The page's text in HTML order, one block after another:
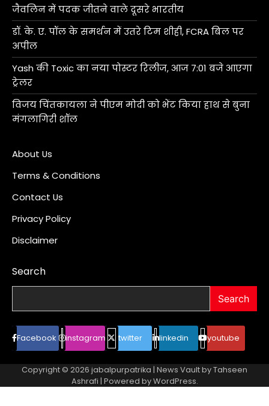
जैवलिन में पदक जीतने वाले दूसरे भारतीय
डॉ. के. ए. पॉल के समर्थन में उतरे टिम शीही, FCRA बिल पर
अपील
Yash की Toxic का नया पोस्टर रिलीज, आज 7:01 बजे आएगा
ट्रेलर
विजय चिंतकायला ने पीएम मोदी को भेंट किया हाथ से बुना
मंगलागिरी शॉल
About Us
Terms & Conditions
Contact Us
Privacy Policy
Disclaimer
Search
Search
Facebook instagram twitter linkedin youtube
Copyright © 2026 jabalpurpatrika | News Vault byTahseen
Ashrafi | Powered byWordPress.